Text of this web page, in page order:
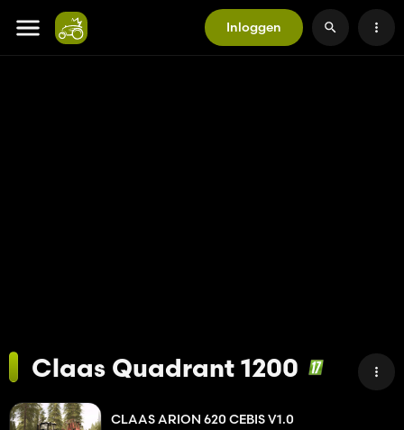
Inloggen
Claas Quadrant 1200
CLAAS ARION 620 CEBIS V1.0